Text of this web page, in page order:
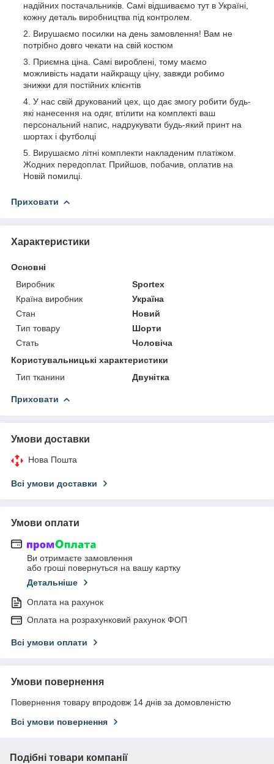
надійних постачальників. Самі відшиваємо тут в Україні,
кожну деталь виробництва під контролем.
Вирушаємо посилки на день замовлення! Вам не
потрібно довго чекати на свій костюм
Приємна ціна. Самі вироблені, тому маємо
можливість надати найкращу ціну, завжди робимо
знижки для постійних клієнтів
У нас свій друкований цех, що дає змогу робити будь-
які нанесення на одяг, втілити на комплекті ваш
персональний напис, надрукувати будь-який принт на
шортах і футболці
Вирушаємо літні комплекти накладеним платіжом.
Жодних передоплат. Прийшов, побачив, оплатив на
Новій помилці.
Приховати
Характеристики
Основні
Виробник
Sportex
Країна виробник
Україна
Стан
Новий
Тип товару
Шорти
Стать
Чоловіча
Користувальницькі характеристики
Тип тканини
Двунітка
Приховати
Умови доставки
Нова Пошта
Всі умови доставки
Умови оплати
Ви отримаєте замовлення
або гроші повернуться на вашу картку
Детальніше
Оплата на рахунок
Оплата на розрахунковий рахунок ФОП
Всі умови оплати
Умови повернення
Повернення товару впродовж 14 днів за домовленістю
Всі умови повернення
Подібні товари компанії